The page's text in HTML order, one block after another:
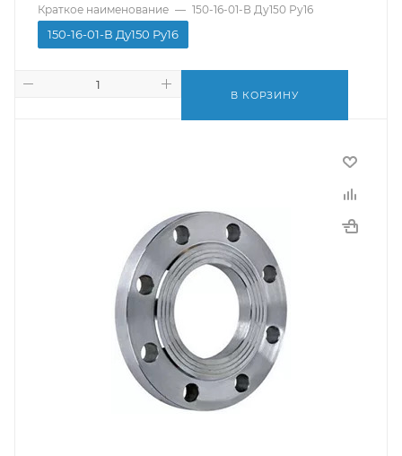
Краткое наименование — 150-16-01-В Ду150 Ру16
150-16-01-В Ду150 Ру16
В КОРЗИНУ